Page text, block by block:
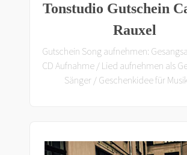
Tonstudio Gutschein
Rauxel
Gutschein Song aufnehmen:
CD Aufnahme / Lied aufnehmen als
Sänger / Geschenkidee für